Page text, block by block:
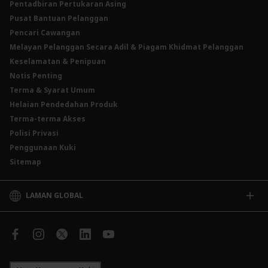
Instrumen Deposit Boleh Niaga Kadar Apungan (FRNID)
Instrumen Boleh Niaga Islam (INI)
Produk Berstruktur
Produk Berstruktur Islam
Skim Persaraan Swasta (PRS)
Clicks Trader
Instrumen Deposit Boleh Niaga
Unit Amanah Harga Berubah ASNB
Insurans/Takaful Hartanah
Kadar Asas Standard /Kadar Asas / Kadar Pinjaman/Pembiayaan Asas
Pentadbiran Pertukaran Asing
Pusat Bantuan Pelanggan
Pencari Cawangan
Melayan Pelanggan Secara Adil & Piagam Khidmat Pelanggan
Keselamatan & Penipuan
Notis Penting
Terma & Syarat Umum
Helaian Pendedahan Produk
Terma-terma Akses
Polisi Privasi
Penggunaan Kuki
Sitemap
LAMAN GLOBAL
CIMB Islamic